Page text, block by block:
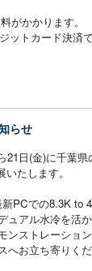
がかかります。
トカード決済で
らせ
21日(金)に千葉
たします。
PCでの8.3K to
ュアル水冷を活
ンストレーショ
へお立ち寄りくだ